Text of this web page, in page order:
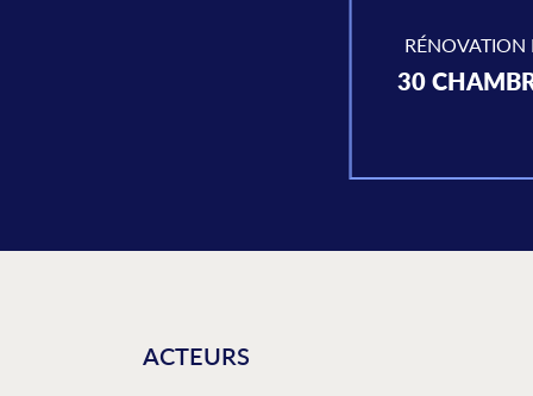
RÉNOVATION
30
ACTEURS